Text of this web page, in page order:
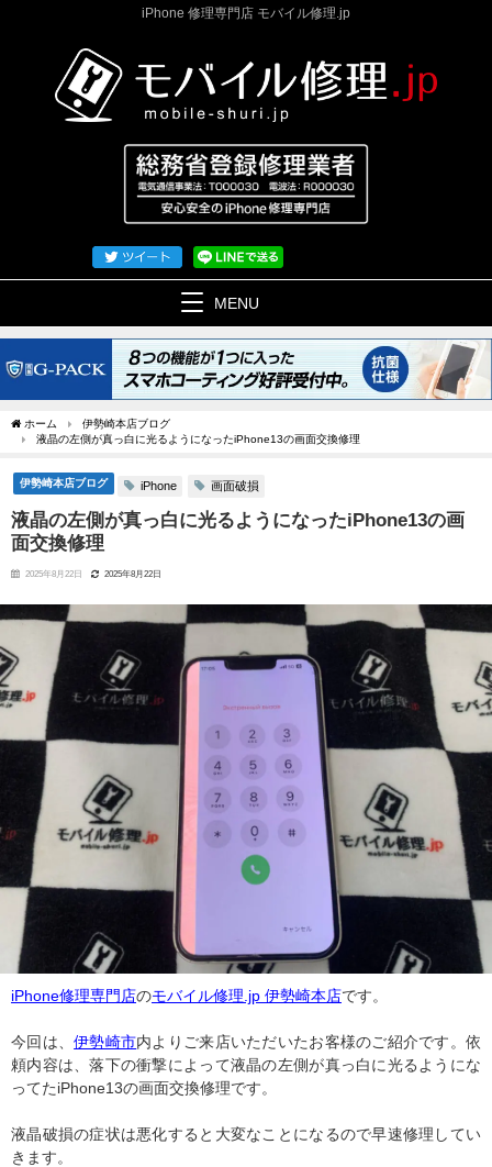
iPhone 修理専門店 モバイル修理.jp
MENU
ホーム
伊勢崎本店ブログ
液晶の左側が真っ白に光るようになったiPhone13の画面交換修理
伊勢崎本店ブログ iPhone 画面破損
液晶の左側が真っ白に光るようになったiPhone13の画
面交換修理
2025年8月22日 2025年8月22日
iPhone修理専門店のモバイル修理.jp 伊勢崎本店です。
今回は、伊勢崎市内よりご来店いただいたお客様のご紹介です。依
頼内容は、落下の衝撃によって液晶の左側が真っ白に光るようにな
ってたiPhone13の画面交換修理です。
液晶破損の症状は悪化すると大変なことになるので早速修理してい
きます。